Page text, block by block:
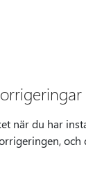
när du har